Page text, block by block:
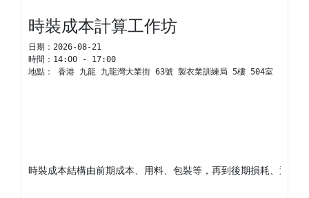
時裝成本計算工作坊
日期： 2026-08-21
時間： 14:00 - 17:00
地點： 香港 九龍 九龍灣大業街 63號 製衣業訓練局 5樓 504室
時裝成本結構由前期成本、用料、包裝等，再到後期損耗、運輸